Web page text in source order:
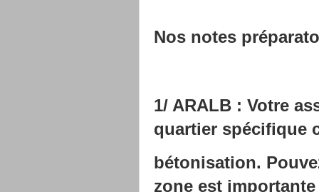
Nos notes
1/ ARALB : Votre
quartier spécifique
bétonisation.
zone est